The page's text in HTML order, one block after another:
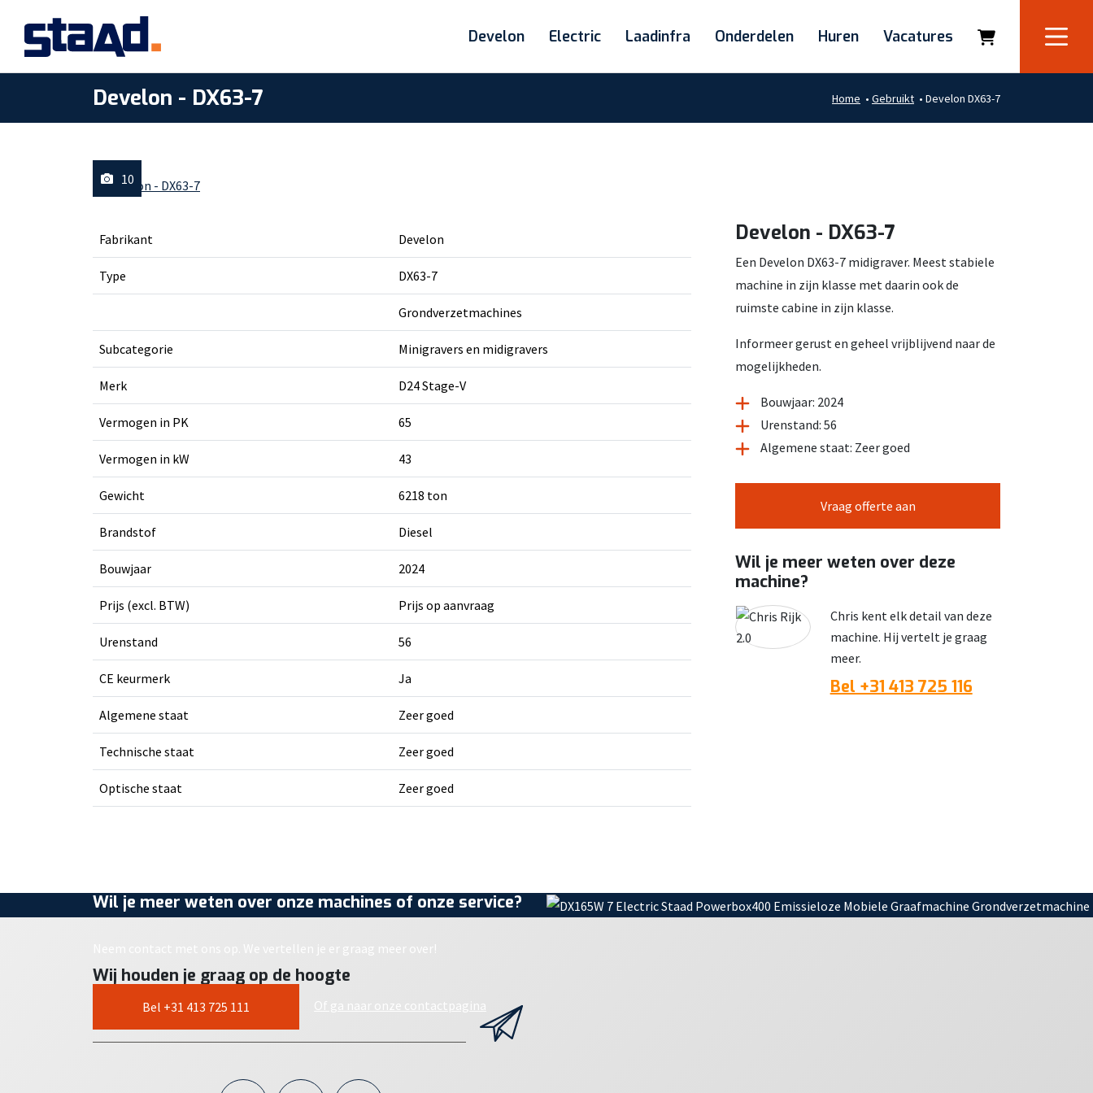
Develon Electric Laadinfra Onderdelen Huren Vacatures
Develon - DX63-7 Home • Gebruikt • Develon DX63-7
10
Fabrikant Develon
Type DX63-7
Grondverzetmachines
Subcategorie Minigravers en midigravers
Merk D24 Stage-V
Vermogen in PK 65
Vermogen in kW 43
Gewicht 6218 ton
Brandstof Diesel
Bouwjaar 2024
Prijs (excl. BTW) Prijs op aanvraag
Urenstand 56
CE keurmerk Ja
Algemene staat Zeer goed
Technische staat Zeer goed
Optische staat Zeer goed
Develon - DX63-7
Een Develon DX63-7 midigraver. Meest stabiele
machine in zijn klasse met daarin ook de
ruimste cabine in zijn klasse.
Informeer gerust en geheel vrijblijvend naar de
mogelijkheden.
Bouwjaar: 2024
Urenstand: 56
Algemene staat: Zeer goed
Vraag offerte aan
Wil je meer weten over deze
machine?
Chris kent elk detail van deze
machine. Hij vertelt je graag
meer.
Bel +31 413 725 116
Wil je meer weten over onze machines of onze service?
Neem contact met ons op. We vertellen je er graag meer over!
Bel +31 413 725 111 Of ga naar onze contactpagina
Wij houden je graag op de hoogte